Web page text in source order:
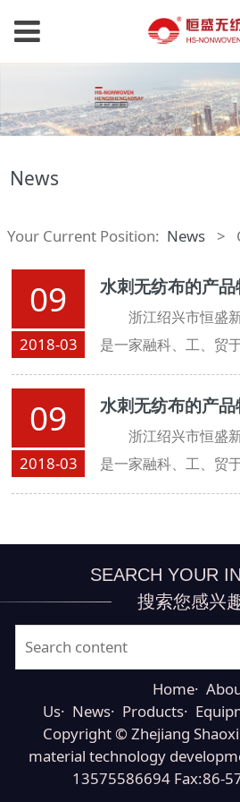
News
Your Current Position: News >
09
2018-03
水刺无纺布的产
浙江绍兴市恒盛新
是一家融科、工、贸
业。公司技术力量雄
的进口生产线。
09
2018-03
水刺无纺布的产
浙江绍兴市恒盛新
是一家融科、工、贸
业。公司技术力量雄
SEARCH YOUR
搜索您感兴
Home·
Us· News· Products·
Copyright © Zhejiang
material technology
13575586694 Fax:86-